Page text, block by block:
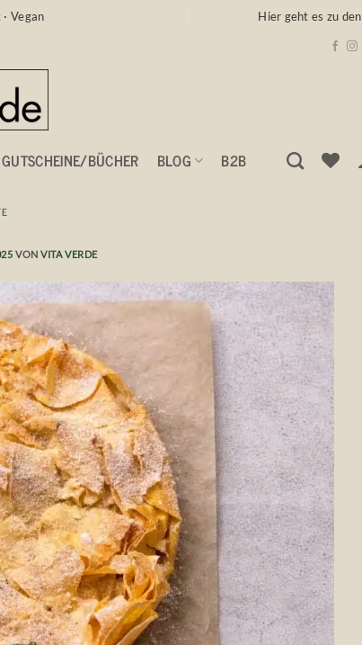
Vegan Hier geht es zu den
GUTSCHEINE/BÜCHER BLOG B2B
VONVITA VERDE